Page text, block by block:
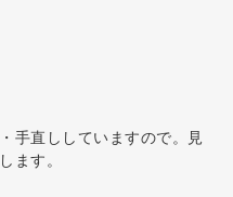
手直ししていますので。見
ます。